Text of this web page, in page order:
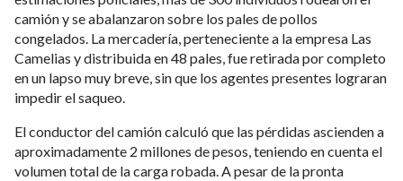
camión y se abalanzaron sobre los pales de pollos
congelados. La mercadería, perteneciente a la empresa Las
Camelias y distribuida en 48 pales, fue retirada por completo
en un lapso muy breve, sin que los agentes presentes lograran
impedir el saqueo.
El conductor del camión calculó que las pérdidas ascienden a
aproximadamente 2 millones de pesos, teniendo en cuenta el
volumen total de la carga robada. A pesar de la pronta